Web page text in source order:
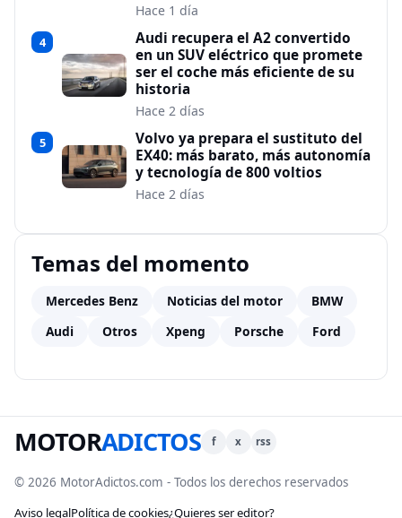
Hace 1 día
4
Audi recupera el A2 convertido
en un SUV eléctrico que promete
ser el coche más eficiente de su
historia
Hace 2 días
5
Volvo ya prepara el sustituto del
EX40: más barato, más autonomía
y tecnología de 800 voltios
Hace 2 días
Temas del momento
Mercedes Benz Noticias del motor
BMW
Audi
Otros Xpeng Porsche Ford
MOTORADICTOS f x rss
© 2026 MotorAdictos.com - Todos los derechos reservados
Aviso legalPolítica de cookies¿Quieres ser editor?